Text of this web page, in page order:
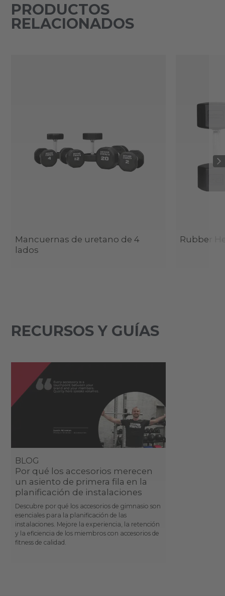
PRODUCTOS
RELACIONADOS
Mancuernas de uretano de 4
lados
Rubber
RECURSOS Y GUÍAS
BLOG
Por qué los accesorios merecen
un asiento de primera fila en la
planificación de instalaciones
Descubre por qué los accesorios de gimnasio son
esenciales para la planificación de las
instalaciones. Mejore la experiencia, la retención
y la eficiencia de los miembros con accesorios de
fitness de calidad.